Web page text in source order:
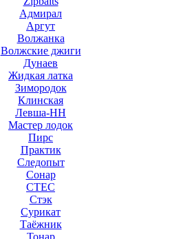
Адмирал
Аргут
Волжанка
Волжские джиги
Дунаев
Жидкая латка
Зимородок
Клинская
Левша-НН
Мастер лодок
Пирс
Практик
Следопыт
Сонар
СТЕС
Стэк
Сурикат
Таёжник